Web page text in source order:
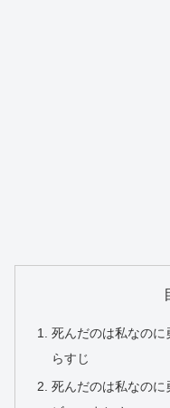
死んだのは私なの
らすじ
死んだのは私なのに